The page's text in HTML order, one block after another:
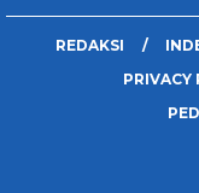
REDAKSI
PRIVACY